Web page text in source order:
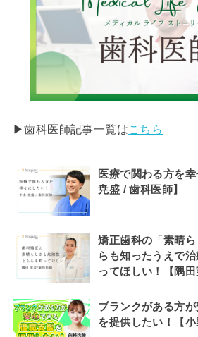
▶︎歯科医師記事一覧はこちら
医療で関わる方を
尭盛 / 歯科医師】
矯正歯科の「素晴
らも知ったうえで
ってほしい！【隅田
ブランクがある方
を提供したい！【小